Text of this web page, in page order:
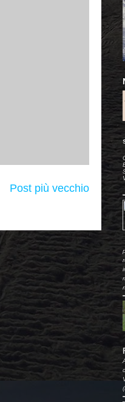
Post più vecchio